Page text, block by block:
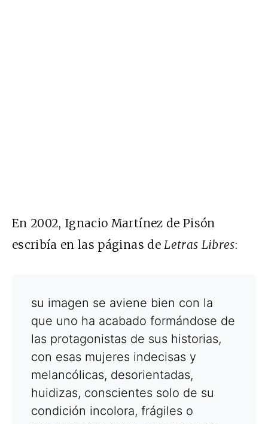
En 2002, Ignacio Martínez de Pisón
escribía en las páginas deLetras Libres:
su imagen se aviene bien con la
que uno ha acabado formándose de
las protagonistas de sus historias,
con esas mujeres indecisas y
melancólicas, desorientadas,
huidizas, conscientes solo de su
condición incolora, frágiles o